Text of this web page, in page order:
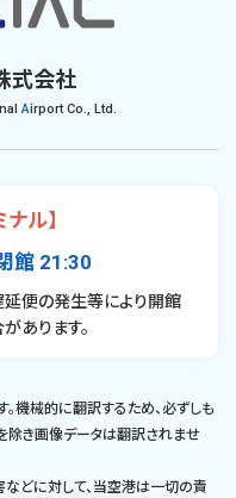
式会社
Airport Co., Ltd.
ル】
21:30
便の発生等により開館
あります。
機械的に翻訳するため、必ずしも
除き画像データは翻訳されませ
どに対して、当空港は一切の責